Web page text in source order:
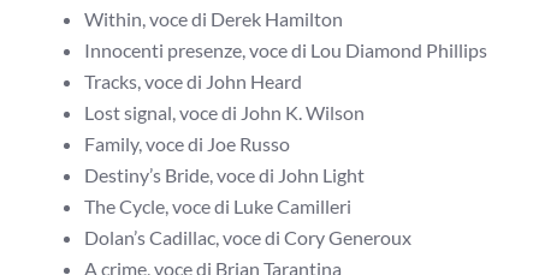
Within, voce di Derek Hamilton
Innocenti presenze, voce di Lou Diamond Phillips
Tracks, voce di John Heard
Lost signal, voce di John K. Wilson
Family, voce di Joe Russo
Destiny’s Bride, voce di John Light
The Cycle, voce di Luke Camilleri
Dolan’s Cadillac, voce di Cory Generoux
A crime, voce di Brian Tarantina